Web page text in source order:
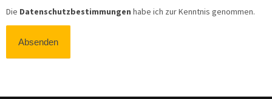
Die Datenschutzbestimmungen habe ich zur Kenntnis genommen.